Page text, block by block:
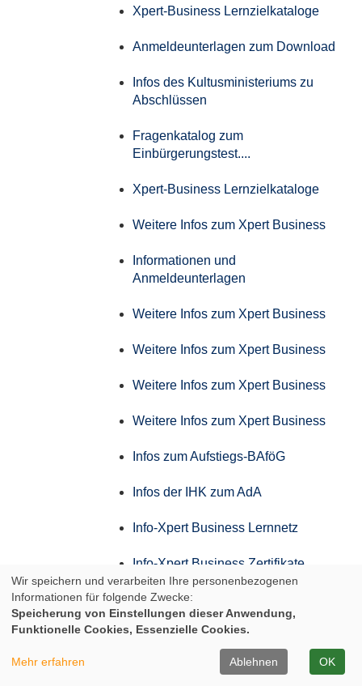
Xpert-Business Lernzielkataloge
Anmeldeunterlagen zum Download
Infos des Kultusministeriums zu
Abschlüssen
Fragenkatalog zum
Einbürgerungstest....
Xpert-Business Lernzielkataloge
Weitere Infos zum Xpert Business
Informationen und
Anmeldeunterlagen
Weitere Infos zum Xpert Business
Weitere Infos zum Xpert Business
Weitere Infos zum Xpert Business
Weitere Infos zum Xpert Business
Infos zum Aufstiegs-BAföG
Infos der IHK zum AdA
Info-Xpert Business Lernnetz
Info-Xpert Business Zertifikate
Weitere Infos zum Xpert Business
Weitere Infos zum Xpert Business
Weitere Infos zum Xpert Business
Wir speichern und verarbeiten Ihre personenbezogenen
Informationen für folgende Zwecke:
Speicherung von Einstellungen dieser Anwendung,
Funktionelle Cookies, Essenzielle Cookies.
Mehr erfahren Ablehnen OK